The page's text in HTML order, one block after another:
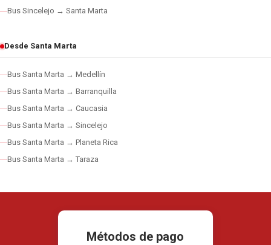
Bus Sincelejo → Santa Marta
Desde Santa Marta
Bus Santa Marta → Medellín
Bus Santa Marta → Barranquilla
Bus Santa Marta → Caucasia
Bus Santa Marta → Sincelejo
Bus Santa Marta → Planeta Rica
Bus Santa Marta → Taraza
Métodos de pago